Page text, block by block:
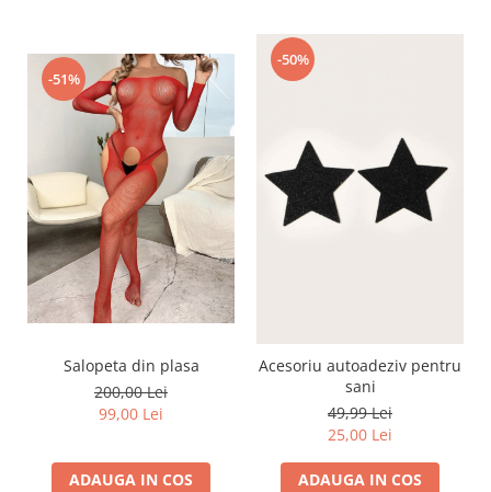
-51%
Salopeta din plasa
200,00 Lei
99,00 Lei
ADAUGA IN COS
-50%
Acesoriu autoadeziv pentru
sani
49,99 Lei
25,00 Lei
ADAUGA IN COS